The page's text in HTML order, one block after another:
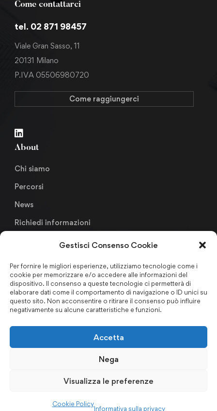
Gestisci Consenso Cookie
Per fornire le migliori esperienze, utilizziamo tecnologie come i
cookie per memorizzare e/o accedere alle informazioni del
dispositivo. Il consenso a queste tecnologie ci permetterà di
elaborare dati come il comportamento di navigazione o ID unici su
questo sito. Non acconsentire o ritirare il consenso può influire
negativamente su alcune caratteristiche e funzioni.
Accetta
Nega
Visualizza le preferenze
Cookie Policy
Informativa sulla privacy
Come contattarci
tel. 02 871 98457
Viale Gran Sasso, 11
20131 Milano
P.IVA 05506980720
Come raggiungerci
About
Chi siamo
Percorsi
News
Richiedi informazioni
Metodologia Didattica
Faculty & Staffs
Formazione finanziata
Forum Nazionale Antiriciclaggio
Cookie Policy–Codice Etico